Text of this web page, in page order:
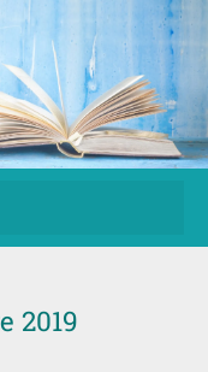
2019